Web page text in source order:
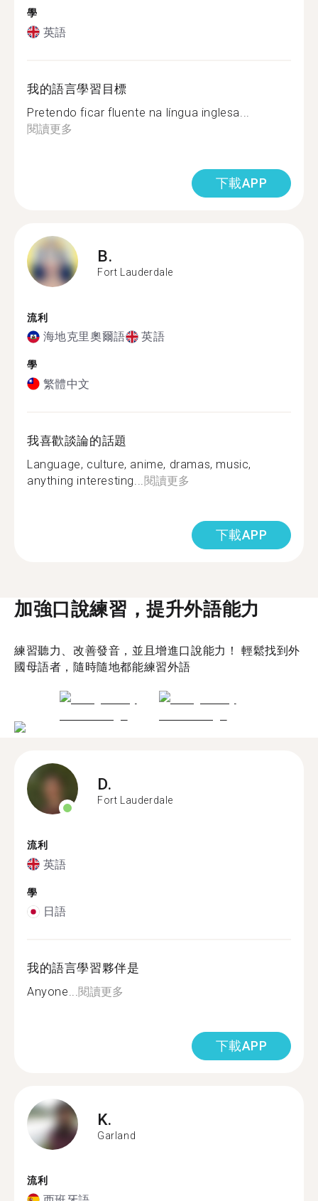
學
英語
我的語言學習目標
Pretendo ficar fluente na língua inglesa...
閱讀更多
下載APP
B.
Fort Lauderdale
流利
海地克里奧爾語 英語
學
繁體中文
我喜歡談論的話題
Language, culture, anime, dramas, music,
anything interesting... 閱讀更多
下載APP
加強口說練習，提升外語能力
練習聽力、改善發音，並且增進口說能力！ 輕鬆找到外
國母語者，隨時隨地都能練習外語
D.
Fort Lauderdale
流利
英語
學
日語
我的語言學習夥伴是
Anyone...閱讀更多
下載APP
K.
Garland
流利